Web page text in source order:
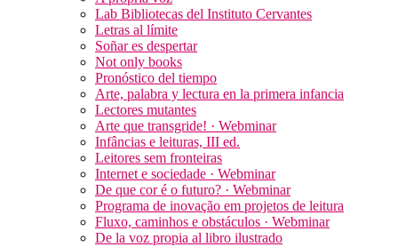
Lab Bibliotecas del Instituto Cervantes
Letras al límite
Soñar es despertar
Not only books
Pronóstico del tiempo
Arte, palabra y lectura en la primera infancia
Lectores mutantes
Arte que transgride! · Webminar
Infâncias e leituras, III ed.
Leitores sem fronteiras
Internet e sociedade · Webminar
De que cor é o futuro? · Webminar
Programa de inovação em projetos de leitura
Fluxo, caminhos e obstáculos · Webminar
De la voz propia al libro ilustrado